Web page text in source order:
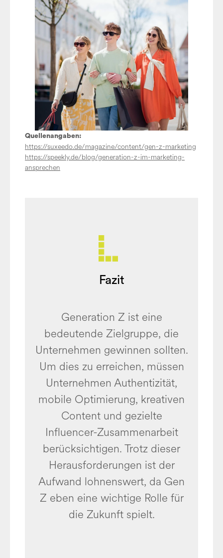
Quellenangaben:
https://suxeedo.de/magazine/content/gen-z-marketing
https://speekly.de/blog/generation-z-im-marketing-
ansprechen
Fazit
Generation Z ist eine
bedeutende Zielgruppe, die
Unternehmen gewinnen sollten.
Um dies zu erreichen, müssen
Unternehmen Authentizität,
mobile Optimierung, kreativen
Content und gezielte
Influencer-Zusammenarbeit
berücksichtigen. Trotz dieser
Herausforderungen ist der
Aufwand lohnenswert, da Gen
Z eben eine wichtige Rolle für
die Zukunft spielt.